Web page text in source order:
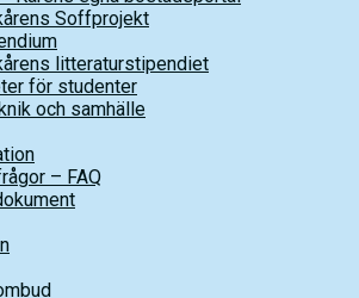
Soffprojekt
litteraturstipendiet
för studenter
och samhälle
– FAQ